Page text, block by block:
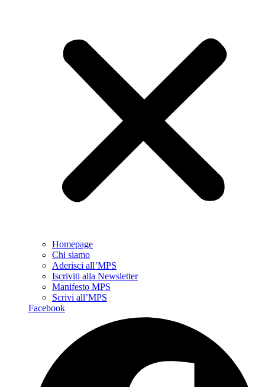
Homepage
Chi siamo
Aderisci all’MPS
Iscriviti alla Newsletter
Manifesto MPS
Scrivi all’MPS
Facebook